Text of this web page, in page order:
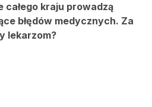
kraju prowadzą
błędów medycznych. Za
lekarzom?